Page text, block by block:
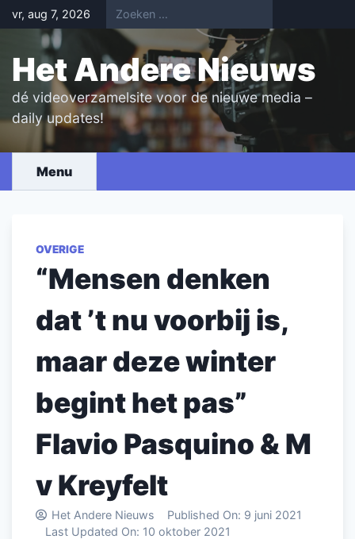
Skip
to
content
vr, aug 7, 2026
Het Andere Nieuws
dé videoverzamelsite voor de nieuwe media –
daily updates!
Menu
OVERIGE
“Mensen denken
dat ’t nu voorbij is,
maar deze winter
begint het pas”
Flavio Pasquino & M
v Kreyfelt
Het Andere Nieuws Published On: 9 juni 2021
Last Updated On: 10 oktober 2021